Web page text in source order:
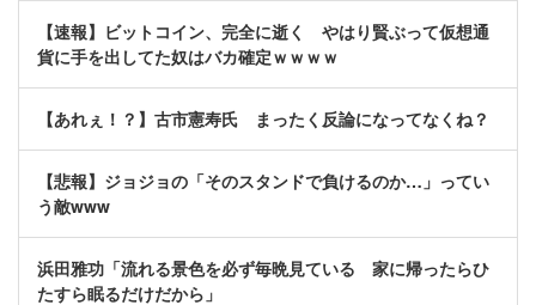
【速報】ビットコイン、完全に逝く やはり賢ぶって仮想通
貨に手を出してた奴はバカ確定ｗｗｗｗ
【あれぇ！？】古市憲寿氏 まったく反論になってなくね？
【悲報】ジョジョの「そのスタンドで負けるのか…」ってい
う敵www
浜田雅功「流れる景色を必ず毎晩見ている 家に帰ったらひ
たすら眠るだけだから」